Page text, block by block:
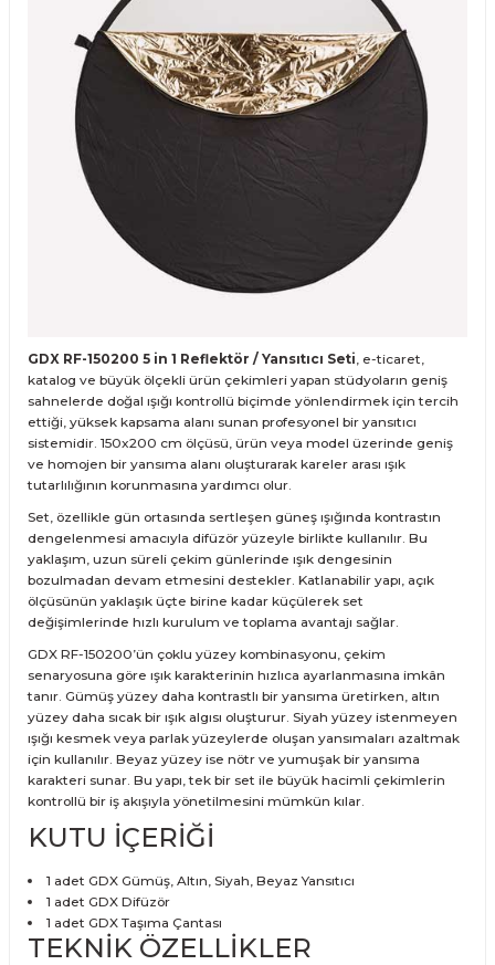
GDX RF-150200 5 in 1 Reflektör / Yansıtıcı Seti, e-ticaret,
katalog ve büyük ölçekli ürün çekimleri yapan stüdyoların geniş
sahnelerde doğal ışığı kontrollü biçimde yönlendirmek için tercih
ettiği, yüksek kapsama alanı sunan profesyonel bir yansıtıcı
sistemidir. 150x200 cm ölçüsü, ürün veya model üzerinde geniş
ve homojen bir yansıma alanı oluşturarak kareler arası ışık
tutarlılığının korunmasına yardımcı olur.
Set, özellikle gün ortasında sertleşen güneş ışığında kontrastın
dengelenmesi amacıyla difüzör yüzeyle birlikte kullanılır. Bu
yaklaşım, uzun süreli çekim günlerinde ışık dengesinin
bozulmadan devam etmesini destekler. Katlanabilir yapı, açık
ölçüsünün yaklaşık üçte birine kadar küçülerek set
değişimlerinde hızlı kurulum ve toplama avantajı sağlar.
GDX RF-150200’ün çoklu yüzey kombinasyonu, çekim
senaryosuna göre ışık karakterinin hızlıca ayarlanmasına imkân
tanır. Gümüş yüzey daha kontrastlı bir yansıma üretirken, altın
yüzey daha sıcak bir ışık algısı oluşturur. Siyah yüzey istenmeyen
ışığı kesmek veya parlak yüzeylerde oluşan yansımaları azaltmak
için kullanılır. Beyaz yüzey ise nötr ve yumuşak bir yansıma
karakteri sunar. Bu yapı, tek bir set ile büyük hacimli çekimlerin
kontrollü bir iş akışıyla yönetilmesini mümkün kılar.
KUTU İÇERİĞİ
1 adet GDX Gümüş, Altın, Siyah, Beyaz Yansıtıcı
1 adet GDX Difüzör
1 adet GDX Taşıma Çantası
TEKNİK ÖZELLİKLER